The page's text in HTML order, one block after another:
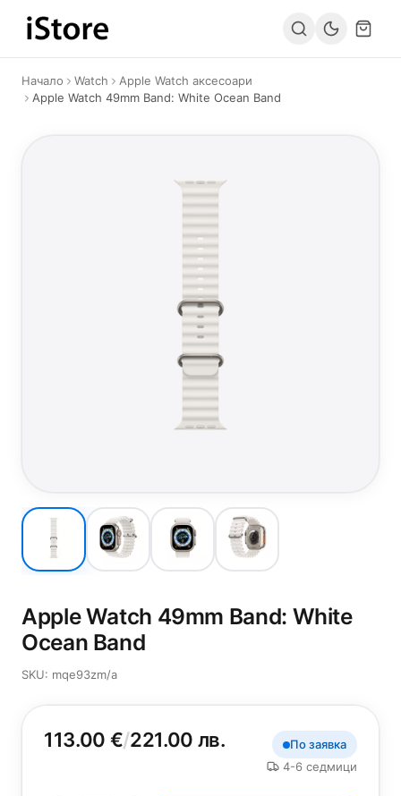
Към съдържанието
Начало Watch
Apple Watch аксесоари
Apple Watch 49mm Band: White Ocean Band
Apple Watch 49mm Band: White
Ocean Band
SKU: mqe93zm/a
113.00 €/221.00 лв.
По заявка
4-6 седмици